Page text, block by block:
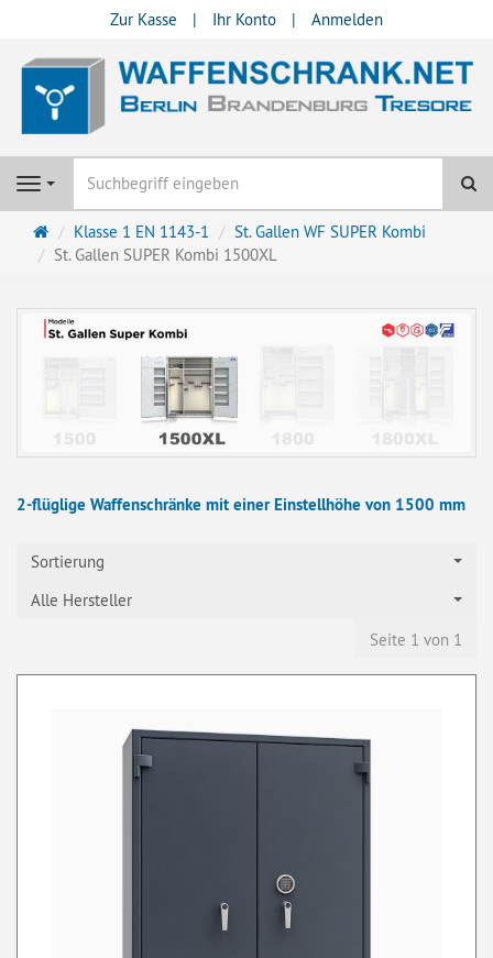
Zur Kasse Ihr Konto Anmelden
Navigation
Startseite
Klasse 1 EN 1143-1
St. Gallen WF SUPER Kombi
St. Gallen SUPER Kombi 1500XL
2-flüglige Waffenschränke mit einer Einstellhöhe von 1500 mm
Sortierung
Alle Hersteller
Seite 1 von 1